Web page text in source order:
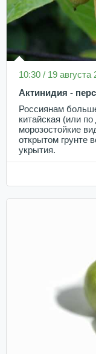
10:30 / 19 августа
Актинидия -
Россиянам
китайская (или
морозостойкие
открытом грунте
укрытия.